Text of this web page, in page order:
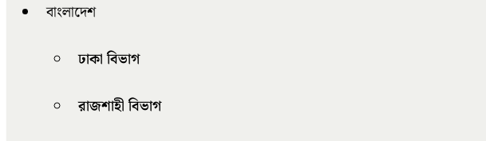
বাংলাদেশ
ঢাকা বিভাগ
রাজশাহী বিভাগ